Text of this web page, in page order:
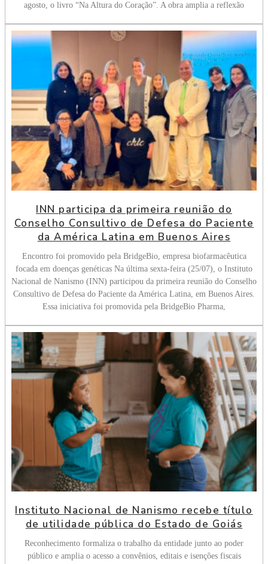
agosto, o livro “Na Altura do Coração”. A obra amplia a reflexão
INN participa da primeira reunião do
Conselho Consultivo de Defesa do Paciente
da América Latina em Buenos Aires
Encontro foi promovido pela BridgeBio, empresa biofarmacêutica
focada em doenças genéticas Na última sexta-feira (25/07), o Instituto
Nacional de Nanismo (INN) participou da primeira reunião do Conselho
Consultivo de Defesa do Paciente da América Latina, em Buenos Aires.
Essa iniciativa foi promovida pela BridgeBio Pharma,
Instituto Nacional de Nanismo recebe título
de utilidade pública do Estado de Goiás
Reconhecimento formaliza o trabalho da entidade junto ao poder
público e amplia o acesso a convênios, editais e isenções fiscais